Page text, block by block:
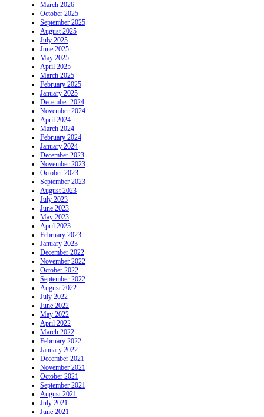
March 2026
October 2025
September 2025
August 2025
July 2025
June 2025
May 2025
April 2025
March 2025
February 2025
January 2025
December 2024
November 2024
April 2024
March 2024
February 2024
January 2024
December 2023
November 2023
October 2023
September 2023
August 2023
July 2023
June 2023
May 2023
April 2023
February 2023
January 2023
December 2022
November 2022
October 2022
September 2022
August 2022
July 2022
June 2022
May 2022
April 2022
March 2022
February 2022
January 2022
December 2021
November 2021
October 2021
September 2021
August 2021
July 2021
June 2021